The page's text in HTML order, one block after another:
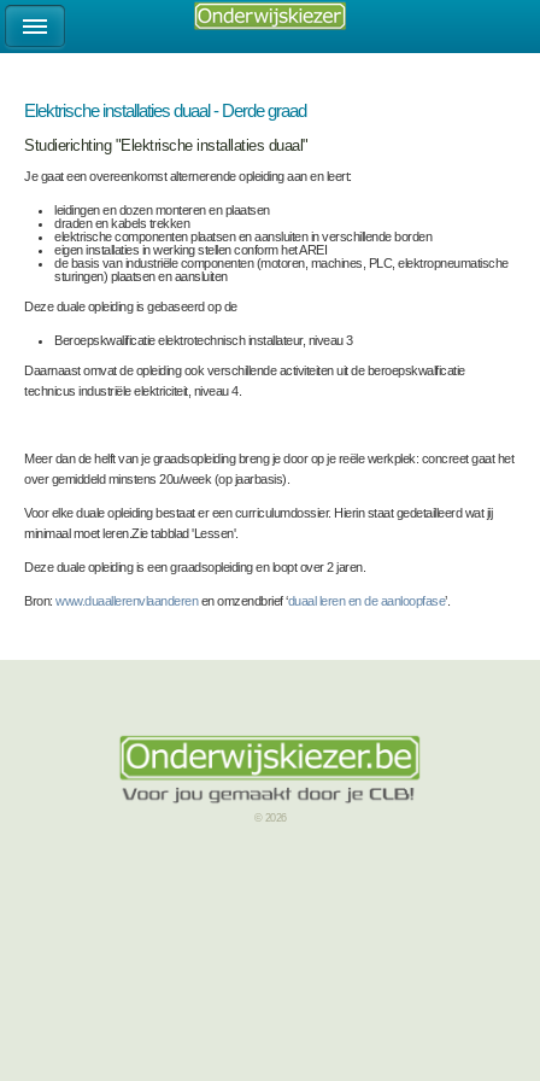
Elektrische installaties duaal - Derde graad
Studierichting "Elektrische installaties duaal"
Je gaat een overeenkomst alternerende opleiding aan en leert:
leidingen en dozen monteren en plaatsen
draden en kabels trekken
elektrische componenten plaatsen en aansluiten in verschillende borden
eigen installaties in werking stellen conform het AREI
de basis van industriële componenten (motoren, machines, PLC, elektropneumatische
sturingen) plaatsen en aansluiten
Deze duale opleiding is gebaseerd op de
Beroepskwalificatie elektrotechnisch installateur, niveau 3
Daarnaast omvat de opleiding ook verschillende activiteiten uit de beroepskwalficatie
technicus industriële elektriciteit, niveau 4.
Meer dan de helft van je graadsopleiding breng je door op je reële werkplek: concreet gaat het
over gemiddeld minstens 20u/week (op jaarbasis).
Voor elke duale opleiding bestaat er een curriculumdossier. Hierin staat gedetailleerd wat jij
minimaal moet leren.Zie tabblad 'Lessen'.
Deze duale opleiding is een graadsopleiding en loopt over 2 jaren.
Bron: www.duaallerenvlaanderenen omzendbrief ‘duaal leren en de aanloopfase’.
© 2026